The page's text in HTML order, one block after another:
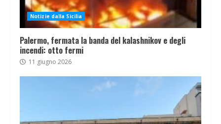
Notizie dalla Sicilia
Palermo, fermata la banda del kalashnikov e degli
incendi: otto fermi
11 giugno 2026